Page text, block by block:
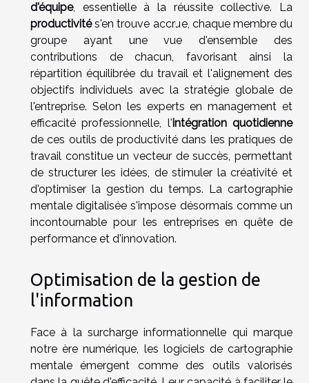
d'équipe, essentielle à la réussite collective. La
productivités'en trouve accrue, chaque membre du
groupe ayant une vue d'ensemble des
contributions de chacun, favorisant ainsi la
répartition équilibrée du travail et l'alignement des
objectifs individuels avec la stratégie globale de
l'entreprise. Selon les experts en management et
efficacité professionnelle, l'intégration quotidienne
de ces outils de productivité dans les pratiques de
travail constitue un vecteur de succès, permettant
de structurer les idées, de stimuler la créativité et
d'optimiser la gestion du temps. La cartographie
mentale digitalisée s'impose désormais comme un
incontournable pour les entreprises en quête de
performance et d'innovation.
Optimisation de la gestion de
l'information
Face à la surcharge informationnelle qui marque
notre ère numérique, les logiciels de cartographie
mentale émergent comme des outils valorisés